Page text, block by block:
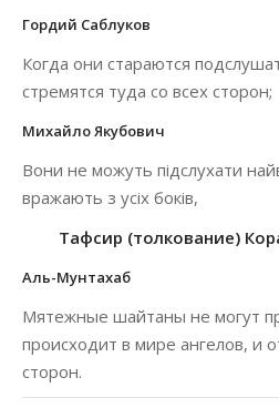
Гордий Саблуков
Когда они стараются
стремятся туда со всех сторон;
Михайло Якубович
Вони не можуть підслухати
вражають з усіх боків,
Тафсир (толкование)
Аль-Мунтахаб
Мятежные шайтаны не могут
происходит в мире ангелов, и
сторон.